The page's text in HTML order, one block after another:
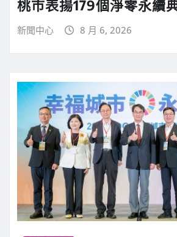
桃市表揚179個淨零永續
新聞中心 8 月 6, 2026